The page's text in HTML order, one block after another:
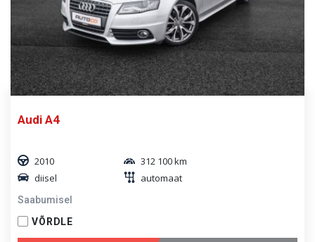
Audi A4
2010
312 100 km
diisel
automaat
Saabumisel
VÕRDLE